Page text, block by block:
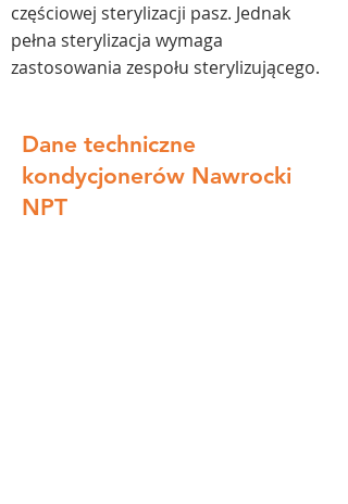
częściowej sterylizacji pasz. Jednak
pełna sterylizacja wymaga
zastosowania zespołu sterylizującego.
Dane techniczne
kondycjonerów Nawrocki
NPT